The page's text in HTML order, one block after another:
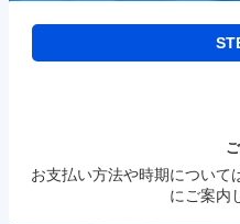
お支払い方法や時期について
にご案内